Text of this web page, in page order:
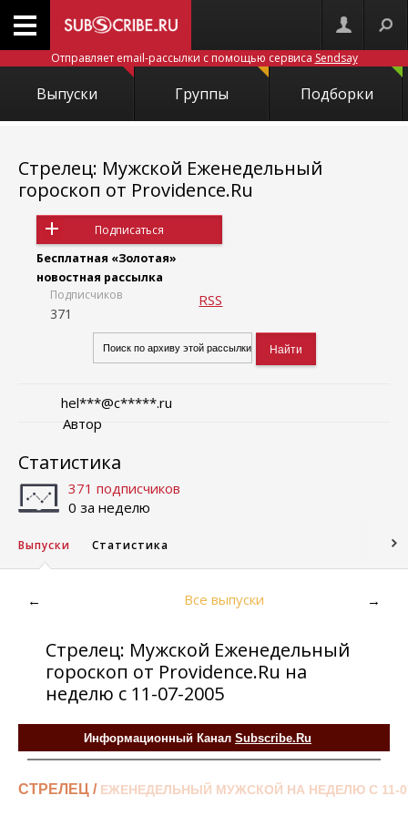
Отправляет email-рассылки с помощью сервиса Sendsay
Выпуски Группы Подборки
Стрелец: Мужской Еженедельный
гороскоп от Providence.Ru
Подписаться
Бесплатная «Золотая»
новостная рассылка
Подписчиков
371
RSS
Автор
hel***@c*****.ru
Статистика
371 подписчиков
0 за неделю
Выпуски Статистика
← Все выпуски →
Стрелец: Мужской Еженедельный
гороскоп от Providence.Ru на
неделю с 11-07-2005
Информационный Канал Subscribe.Ru
СТРЕЛЕЦ / ЕЖЕНЕДЕЛЬНЫЙ МУЖСКОЙ НА НЕДЕЛЮ С 11-